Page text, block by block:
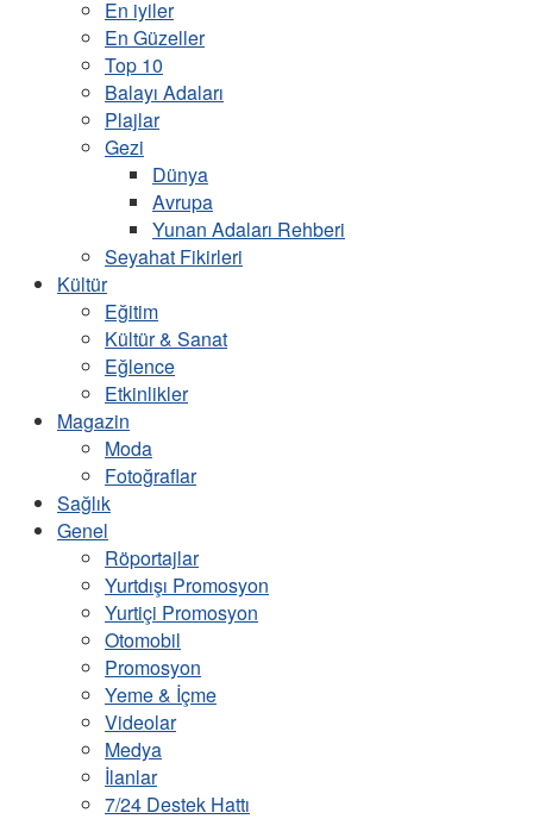
En iyiler
En Güzeller
Top 10
Balayı Adaları
Plajlar
Gezi
Dünya
Avrupa
Yunan Adaları Rehberi
Seyahat Fikirleri
Kültür
Eğitim
Kültür & Sanat
Eğlence
Etkinlikler
Magazin
Moda
Fotoğraflar
Sağlık
Genel
Röportajlar
Yurtdışı Promosyon
Yurtiçi Promosyon
Otomobil
Promosyon
Yeme & İçme
Videolar
Medya
İlanlar
7/24 Destek Hattı